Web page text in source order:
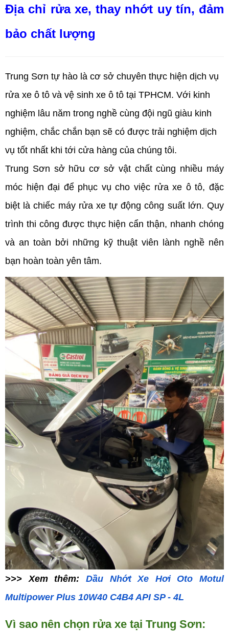
Địa chỉ rửa xe, thay nhớt uy tín, đảm
bảo chất lượng
Trung Sơn tự hào là cơ sở chuyên thực hiện dịch vụ
rửa xe ô tô và vệ sinh xe ô tô tại TPHCM. Với kinh
nghiệm lâu năm trong nghề cùng đội ngũ giàu kinh
nghiệm, chắc chắn bạn sẽ có được trải nghiệm dịch
vụ tốt nhất khi tới cửa hàng của chúng tôi.
Trung Sơn sở hữu cơ sở vật chất cùng nhiều máy
móc hiện đại để phục vụ cho việc rửa xe ô tô, đặc
biệt là chiếc máy rửa xe tự động công suất lớn. Quy
trình thi công được thực hiện cẩn thận, nhanh chóng
và an toàn bởi những kỹ thuật viên lành nghề nên
bạn hoàn toàn yên tâm.
>>> Xem thêm: Dầu Nhớt Xe Hơi Oto Motul
Multipower Plus 10W40 C4B4 API SP - 4L
Vì sao nên chọn rửa xe tại Trung Sơn: